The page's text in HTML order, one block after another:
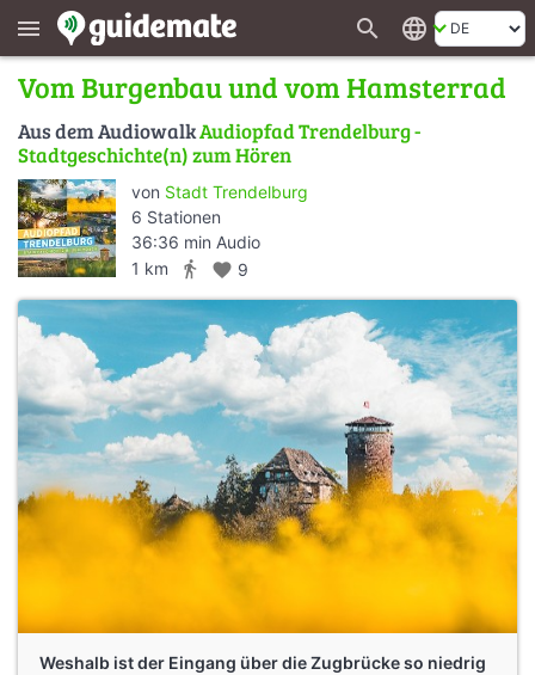
menu search language
Vom Burgenbau und vom Hamsterrad
Aus dem AudiowalkAudiopfad Trendelburg -
Stadtgeschichte(n) zum Hören
von Stadt Trendelburg
6 Stationen
36:36 min Audio
1 km
directions_walk favorite 9
Weshalb ist der Eingang über die Zugbrücke so niedrig